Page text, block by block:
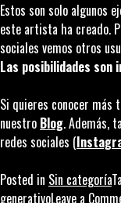
Estos son solo algunos
este artista ha creado.
sociales vemos otros
Las posibilidades son
Si quieres conocer más
nuestro Blog. Además,
redes sociales (
Posted in Sin categoría
generativoLeave a